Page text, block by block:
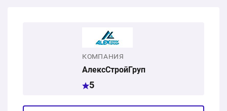
КОМПАНИЯ
АлексСтройГруп
5